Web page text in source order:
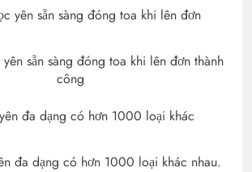
sẵn sàng đóng toa khi lên đơn thành
công
đa dạng có hơn 1000 loại khác nhau.